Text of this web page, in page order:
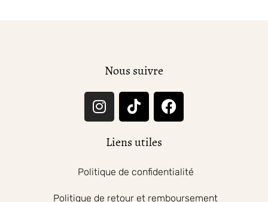
Nous suivre
Liens utiles
Politique de confidentialité
Politique de retour et remboursement